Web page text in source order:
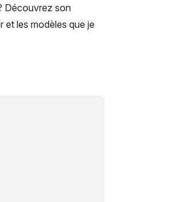
Découvrez son
et les modèles que je